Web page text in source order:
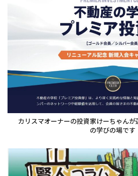
カリスマオーナーの投資家けーちゃん
の学びの場です